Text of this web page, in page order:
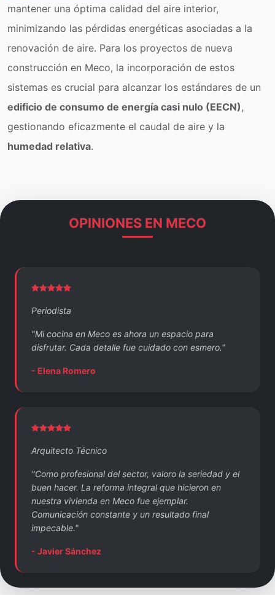
mantener una óptima calidad del aire interior,
minimizando las pérdidas energéticas asociadas a la
renovación de aire. Para los proyectos de nueva
construcción en Meco, la incorporación de estos
sistemas es crucial para alcanzar los estándares de un
edificio de consumo de energía casi nulo (EECN),
gestionando eficazmente el caudal de aire y la
humedad relativa.
OPINIONES EN MECO
Periodista
"Mi cocina en Meco es ahora un espacio para
disfrutar. Cada detalle fue cuidado con esmero."
- Elena Romero
Arquitecto Técnico
"Como profesional del sector, valoro la seriedad y el
buen hacer. La reforma integral que hicieron en
nuestra vivienda en Meco fue ejemplar.
Comunicación constante y un resultado final
impecable."
- Javier Sánchez